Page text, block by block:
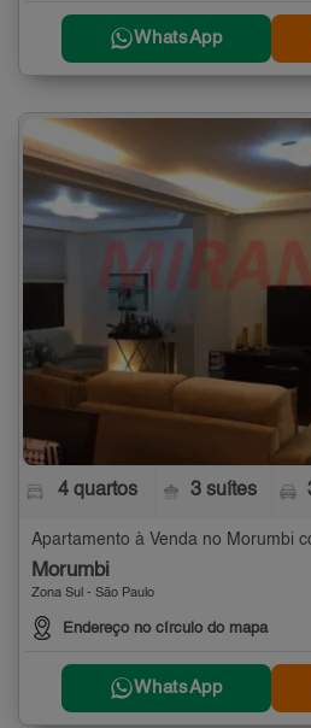
WhatsApp
4 quartos 3 suítes
Apartamento à Venda no Morumbi
Morumbi
Zona Sul - São Paulo
Endereço no círculo do mapa
WhatsApp